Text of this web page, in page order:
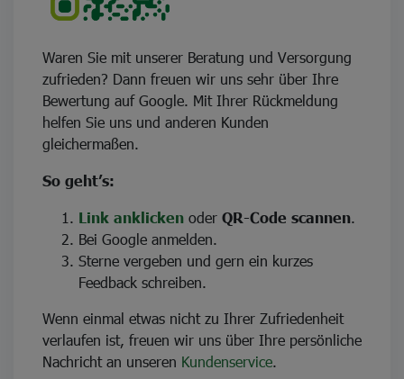
Waren Sie mit unserer Beratung und Versorgung
zufrieden? Dann freuen wir uns sehr über Ihre
Bewertung auf Google. Mit Ihrer Rückmeldung
helfen Sie uns und anderen Kunden
gleichermaßen.
So geht’s:
Link anklicken oder QR-Code scannen.
Bei Google anmelden.
Sterne vergeben und gern ein kurzes
Feedback schreiben.
Wenn einmal etwas nicht zu Ihrer Zufriedenheit
verlaufen ist, freuen wir uns über Ihre persönliche
Nachricht an unseren Kundenservice.